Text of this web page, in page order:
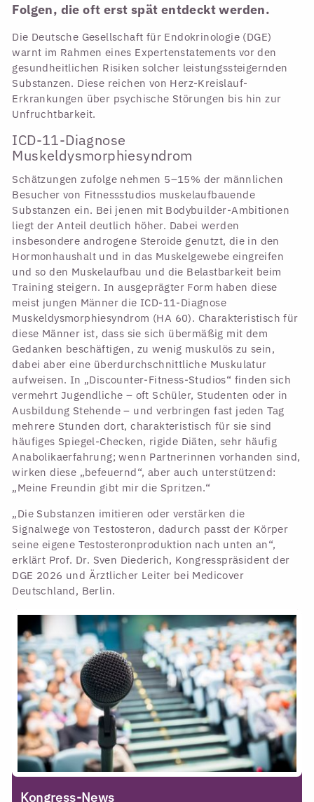
Folgen, die oft erst spät entdeckt werden.
Die Deutsche Gesellschaft für Endokrinologie (DGE)
warnt im Rahmen eines Expertenstatements vor den
gesundheitlichen Risiken solcher leistungssteigernden
Substanzen. Diese reichen von Herz-Kreislauf-
Erkrankungen über psychische Störungen bis hin zur
Unfruchtbarkeit.
ICD-11-Diagnose
Muskeldysmorphiesyndrom
Schätzungen zufolge nehmen 5–15% der männlichen
Besucher von Fitnessstudios muskelaufbauende
Substanzen ein. Bei jenen mit Bodybuilder-Ambitionen
liegt der Anteil deutlich höher. Dabei werden
insbesondere androgene Steroide genutzt, die in den
Hormonhaushalt und in das Muskelgewebe eingreifen
und so den Muskelaufbau und die Belastbarkeit beim
Training steigern. In ausgeprägter Form haben diese
meist jungen Männer die ICD-11-Diagnose
Muskeldysmorphiesyndrom (HA 60). Charakteristisch für
diese Männer ist, dass sie sich übermäßig mit dem
Gedanken beschäftigen, zu wenig muskulös zu sein,
dabei aber eine überdurchschnittliche Muskulatur
aufweisen. In „Discounter-Fitness-Studios“ finden sich
vermehrt Jugendliche – oft Schüler, Studenten oder in
Ausbildung Stehende – und verbringen fast jeden Tag
mehrere Stunden dort, charakteristisch für sie sind
häufiges Spiegel-Checken, rigide Diäten, sehr häufig
Anabolikaerfahrung; wenn Partnerinnen vorhanden sind,
wirken diese „befeuernd“, aber auch unterstützend:
„Meine Freundin gibt mir die Spritzen.“
„Die Substanzen imitieren oder verstärken die
Signalwege von Testosteron, dadurch passt der Körper
seine eigene Testosteronproduktion nach unten an“,
erklärt Prof. Dr. Sven Diederich, Kongresspräsident der
DGE 2026 und Ärztlicher Leiter bei Medicover
Deutschland, Berlin.
Kongress-News